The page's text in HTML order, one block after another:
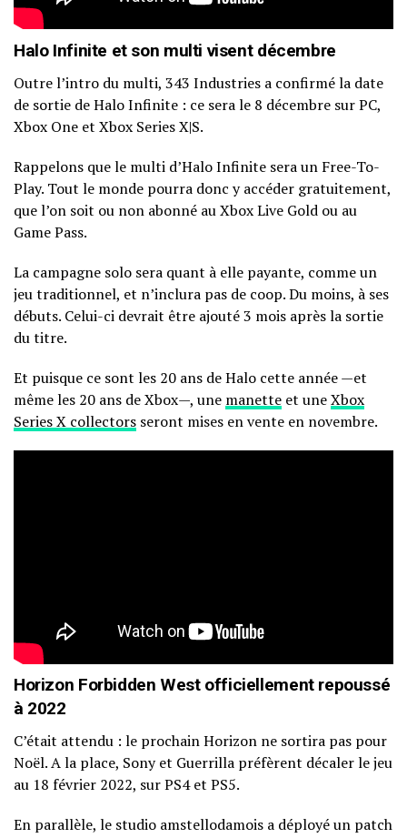
Halo Infinite et son multi visent décembre
Outre l’intro du multi, 343 Industries a confirmé la date
de sortie de Halo Infinite : ce sera le 8 décembre sur PC,
Xbox One et Xbox Series X|S.
Rappelons que le multi d’Halo Infinite sera un Free-To-
Play. Tout le monde pourra donc y accéder gratuitement,
que l’on soit ou non abonné au Xbox Live Gold ou au
Game Pass.
La campagne solo sera quant à elle payante, comme un
jeu traditionnel, et n’inclura pas de coop. Du moins, à ses
débuts. Celui-ci devrait être ajouté 3 mois après la sortie
du titre.
Et puisque ce sont les 20 ans de Halo cette année —et
même les 20 ans de Xbox—, une manette et uneXbox
Series X collectors seront mises en vente en novembre.
Horizon Forbidden West officiellement repoussé
à 2022
C’était attendu : le prochain Horizon ne sortira pas pour
Noël. A la place, Sony et Guerrilla préfèrent décaler le jeu
au 18 février 2022, sur PS4 et PS5.
En parallèle, le studio amstellodamois a déployé un patch